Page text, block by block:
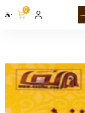
0
٠